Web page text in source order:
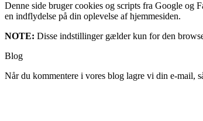
Denne side bruger cookies og scripts fra Google og
en indflydelse på din oplevelse af hjemmesiden.
NOTE: Disse indstillinger gælder kun for den
Blog
Når du kommentere i vores blog lagre vi din e-mail,